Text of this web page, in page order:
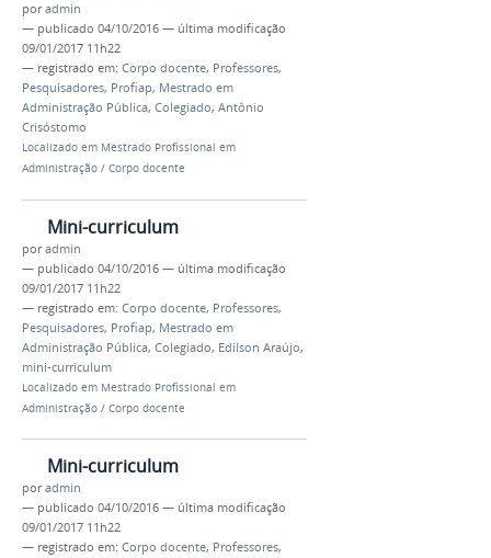
poradmin
— publicado 04/10/2016 — última modificação
09/01/2017 11h22
— registrado em: Corpo docente, Professores,
Pesquisadores, Profiap, Mestrado em
Administração Pública, Colegiado, Antônio
Crisóstomo
Localizado em Mestrado Profissional em
Administração / Corpo docente
Mini-curriculum
poradmin
— publicado 04/10/2016 — última modificação
09/01/2017 11h22
— registrado em: Corpo docente, Professores,
Pesquisadores, Profiap, Mestrado em
Administração Pública, Colegiado, Edilson Araújo,
mini-curriculum
Localizado em Mestrado Profissional em
Administração / Corpo docente
Mini-curriculum
poradmin
— publicado 04/10/2016 — última modificação
09/01/2017 11h22
— registrado em: Corpo docente, Professores,